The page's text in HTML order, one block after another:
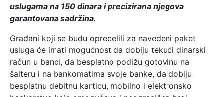
uslugama na 150 dinara i precizirana njegova
garantovana sadržina.
Građani koji se budu opredelili za navedeni paket
usluga će imati mogućnost da dobiju tekući dinarski
račun u banci, da besplatno podižu gotovinu na
šalteru i na bankomatima svoje banke, da dobiju
besplatnu debitnu karticu, mobilno i elektronsko